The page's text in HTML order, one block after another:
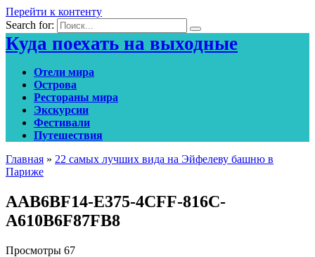
Перейти к контенту
Search for:
Куда поехать на выходные
Отели мира
Острова
Рестораны мира
Экскурсии
Фестивали
Путешествия
Главная » 22 самых лучших вида на Эйфелеву башню в
Париже
AAB6BF14-E375-4CFF-816C-
A610B6F87FB8
Просмотры 67